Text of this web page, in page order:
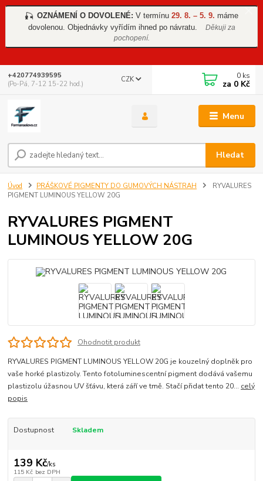
🎣 OZNÁMENÍ O DOVOLENÉ: V termínu 29. 8. – 5. 9. máme
dovolenou. Objednávky vyřídím ihned po návratu.
Děkuji za
pochopení.
Menu
CZK
Hledat
+420774939595
(Po-Pá, 7-12 15-22 hod.)
0 ks
za 0 Kč
Úvod PRÁŠKOVÉ PIGMENTY DO GUMOVÝCH NÁSTRAH
RYVALURES
PIGMENT LUMINOUS YELLOW 20G
RYVALURES PIGMENT
LUMINOUS YELLOW 20G
Ohodnotit produkt
RYVALURES PIGMENT LUMINOUS YELLOW 20G je kouzelný doplněk pro
vaše horké plastizoly. Tento fotoluminescentní pigment dodává vašemu
plastizolu úžasnou UV šťávu, která září ve tmě. Stačí přidat tento 20... celý
popis
Dostupnost Skladem
139 Kč/ks
115 Kč bez DPH